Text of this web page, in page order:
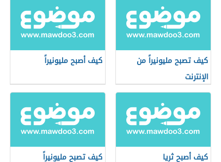
كيف تصبح مليونيراً من
الإنترنت
كيف أصبح مليونيراً
كيف أصبح ثريا كيف تصبح مليونيراً